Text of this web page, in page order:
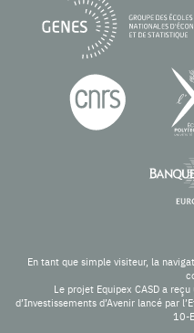
En tant que simple visiteur, la
Le projet Equipex CASD a
d’Investissements d’Avenir lancé par
10-